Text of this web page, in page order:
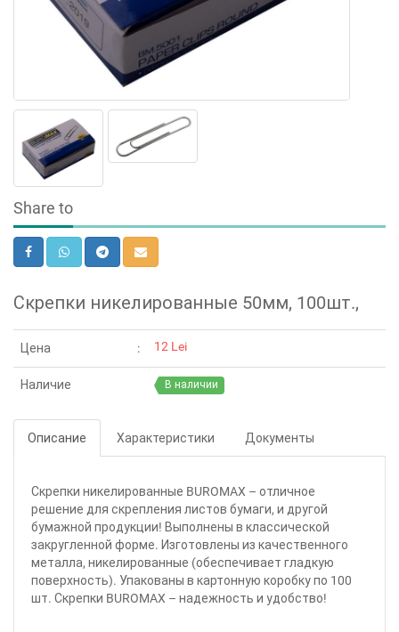
Share to
Скрепки никелированные 50мм, 100шт.,
Цена 12 Lei
Наличие В наличии
Описание Характеристики Документы
Скрепки никелированные BUROMAX – отличное
решение для скрепления листов бумаги, и другой
бумажной продукции! Выполнены в классической
закругленной форме. Изготовлены из качественного
металла, никелированные (обеспечивает гладкую
поверхность). Упакованы в картонную коробку по 100
шт. Скрепки BUROMAX – надежность и удобство!